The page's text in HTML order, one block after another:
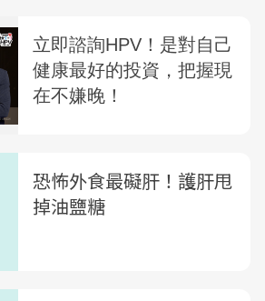
恐怖外食最礙肝！護肝甩
掉油鹽糖